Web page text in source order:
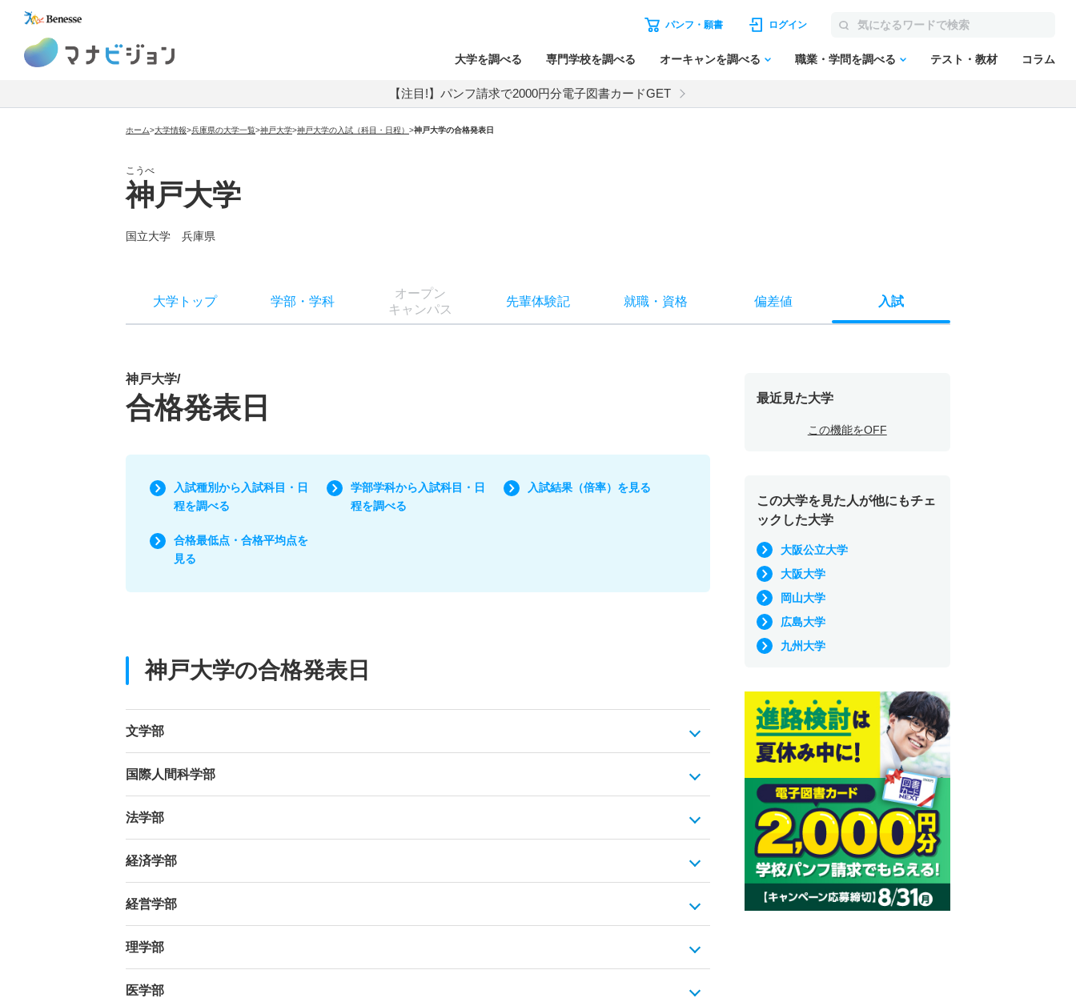
パンフ・願書 ログイン
大学を調べる 専門学校を調べる オーキャンを調べる 職業・学問を調べる テスト・教材 コラム
【注目!】パンフ請求で2000円分電子図書カードGET
ホーム>大学情報>兵庫県の大学一覧>神戸大学>神戸大学の入試（科目・日程） >神戸大学の合格発表日
こうべ
神戸大学
国立大学 兵庫県
大学トップ 学部 ・ 学科
オープン
キャンパス
先輩体験記 就職・ 資格 偏差値 入試
神戸大学/
合格発表日
入試種別から入試科目・日
程を調べる
学部学科から入試科目・日
程を調べる
入試結果（倍率）を見る
合格最低点・合格平均点を
見る
神戸大学の合格発表日
文学部
国際人間科学部
法学部
経済学部
経営学部
理学部
医学部
最近見た大学
この機能をOFF
この大学を見た人が他にもチェ
ックした大学
大阪公立大学
大阪大学
岡山大学
広島大学
九州大学